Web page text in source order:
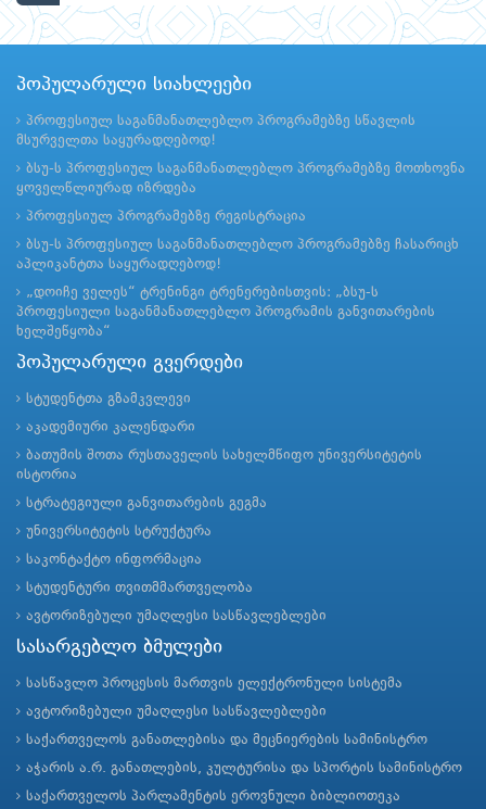
პოპულარული სიახლეები
პროფესიულ საგანმანათლებლო პროგრამებზე სწავლის
მსურველთა საყურადღებოდ!
ბსუ-ს პროფესიულ საგანმანათლებლო პროგრამებზე მოთხოვნა
ყოველწლიურად იზრდება
პროფესიულ პროგრამებზე რეგისტრაცია
ბსუ-ს პროფესიულ საგანმანათლებლო პროგრამებზე ჩასარიცხ
აპლიკანტთა საყურადღებოდ!
„დოიჩე ველეს“ ტრენინგი ტრენერებისთვის: „ბსუ-ს
პროფესიული საგანმანათლებლო პროგრამის განვითარების
ხელშეწყობა“
პოპულარული გვერდები
სტუდენტთა გზამკვლევი
აკადემიური კალენდარი
ბათუმის შოთა რუსთაველის სახელმწიფო უნივერსიტეტის
ისტორია
სტრატეგიული განვითარების გეგმა
უნივერსიტეტის სტრუქტურა
საკონტაქტო ინფორმაცია
სტუდენტური თვითმმართველობა
ავტორიზებული უმაღლესი სასწავლებლები
სასარგებლო ბმულები
სასწავლო პროცესის მართვის ელექტრონული სისტემა
ავტორიზებული უმაღლესი სასწავლებლები
საქართველოს განათლებისა და მეცნიერების სამინისტრო
აჭარის ა.რ. განათლების, კულტურისა და სპორტის სამინისტრო
საქართველოს პარლამენტის ეროვნული ბიბლიოთეკა